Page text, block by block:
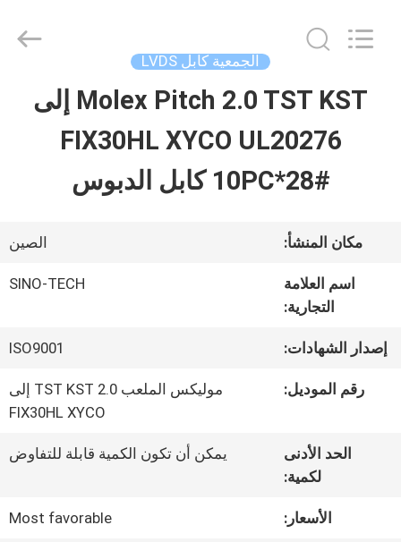
المنزل
المنتجات
فيديوهات
جولة
المصنع
مراقبة
الجمعية كابل LVDS
Molex Pitch 2.0 TST KST إلى
FIX30HL XYCO UL20276
10PC*28# كابل الدبوس
مكان المنشأ: الصين
اسم العلامة
التجارية:
SINO-TECH
إصدار الشهادات: ISO9001
رقم الموديل:
موليكس الملعب 2.0 TST KST إلى
FIX30HL XYCO
الحد الأدنى
لكمية:
يمكن أن تكون الكمية قابلة للتفاوض
الأسعار: Most favorable